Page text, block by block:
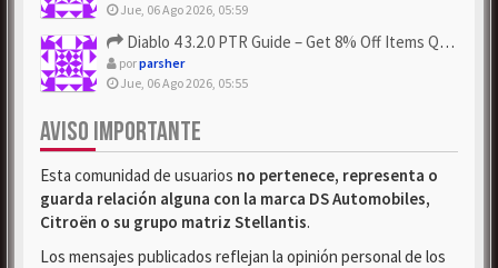
Jue, 06 Ago 2026, 05:59
Diablo 4 3.2.0 PTR Guide – Get 8% Off Items Quickly to Test ...
porparsher
Jue, 06 Ago 2026, 05:55
AVISO IMPORTANTE
Esta comunidad de usuarios no pertenece, representa o
guarda relación alguna con la marca DS Automobiles,
Citroën o su grupo matriz Stellantis.
Los mensajes publicados reflejan la opinión personal de los